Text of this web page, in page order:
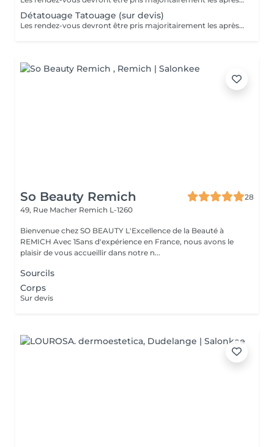
Détatouage Tatouage (sur devis)
Les rendez-vous devront être pris majoritairement les après-midis. Les rendez-vous se feront donc par appel téléphonique ou sms Merci
So Beauty Remich
28
49, Rue Macher Remich L-1260
Bienvenue chez SO BEAUTY L'Excellence de la Beauté à
REMICH Avec 15ans d'expérience en France, nous avons le
plaisir de vous accueillir dans notre n...
Sourcils
Corps
Sur devis